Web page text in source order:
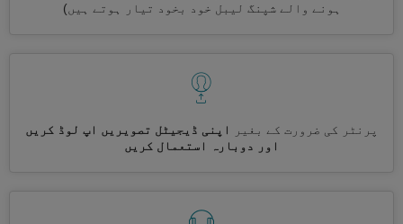
ہونے والے شپنگ لیبل خود بخود تیار ہوتے ہیں)
پرنٹر کی ضرورت کے بغیر
اپنی ڈیجیٹل تصویریں اپ لوڈ کریں
اور دوبارہ استعمال کریں